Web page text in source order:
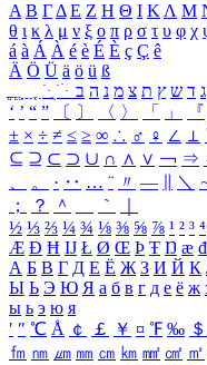
Α Β ΓΔ Ε Ζ Η Θ Ι ΚΛ Μ
θ ι κ λ μ ν ξ ο π ρ σ τ υ φ χ
á à Á À é è É È ç Ç ê
Ä Ö Ü ä ö ü ß
ִֶֹ ֻּ ׁׂ ג ד ש ץ ת צ מ נ ה ב
‘ ’ “ ” 〔 〕 〈 〉 「 」 『
± × ÷ ≠ ≤ ≥ ∞ ∴ ♂ ♀ ∠ ⊥
⊆ ⊇ ⊂ ⊃ ∪ ∩ ∧ ∨ ￢ ⇒
、
。 · ‥ … ¨ 〃 ― ＼
；
？ ＾ ｀
½ ⅓ ⅔ ¼ ¾ ⅛ ⅜ ⅝ ⅞ ¹ ² ³ ⁴
Æ Ð Ħ Ĳ Ł Ø Œ Þ Ŧ Ŋ æ đ
А Б В Г Д Е Ё Ж З И Й К
Ы Ь Э Ю Я а б в г д е ё ж
ы ь э ю я
′ ″ ℃ Å ￠ ￡ ￥ ¤ ℉ ‰ ＄
㎙ ㎚ ㎛ ㎜ ㎝ ㎞ ㎟ ㎠ ㎡